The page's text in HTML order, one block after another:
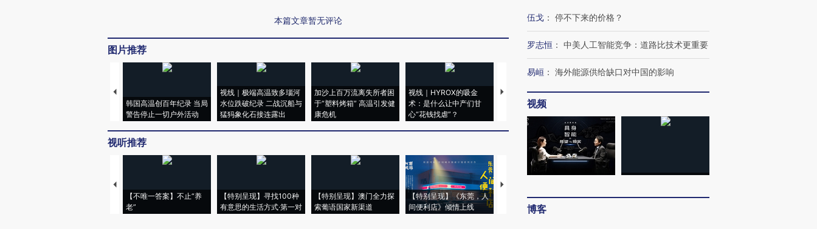
本篇文章暂无评论
图片推荐
韩国高温创百年纪录 当局
警告停止一切户外活动
视线｜极端高温致多瑙河
水位跌破纪录 二战沉船与
猛犸象化石接连露出
加沙上百万流离失所者困
于“塑料烤箱” 高温引发健
康危机
视线｜HYROX的吸金
术：是什么让中产们甘
心“花钱找虐”？
马航飞行员跨国走私7万
粒摇头丸 尿检体内含3种
视线｜被称为“蟑螂”的印
育部长拱下台
视线｜“入侵”还是“人道危
飞地休达
视听推荐
【不唯一答案】不止“养
老”
【特别呈现】寻找100种
有意思的生活方式·第一对
【特别呈现】澳门全力探
索葡语国家新渠道
【特别呈现】《东莞，人
间便利店》倾情上线
【推广】走进第四届链博
会，让数智科技“链”接产
【特别呈现】寻找100种
CFO：不靠规模取胜，华
伍戈 ： 停不下来的价格？
罗志恒 ： 中美人工智能竞争：道路比技术更重要
易峘 ： 海外能源供给缺口对中国的影响
视频
博客